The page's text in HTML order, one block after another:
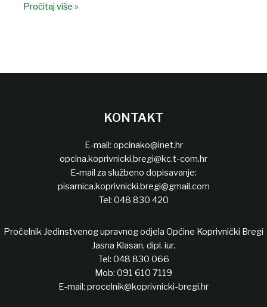
Pročitaj više »
KONTAKT
E-mail: opcinako@inet.hr
opcina.koprivnicki.bregi@kc.t-com.hr
E-mail za službeno dopisavanje:
pisarnica.koprivnicki.bregi@gmail.com
Tel: 048 830 420
Pročelnik Jedinstvenog upravnog odjela Općine Koprivnički Bregi
Jasna Klasan, dipl. iur.
Tel: 048 830 066
Mob: 091 610 7119
E-mail: procelnik@koprivnicki-bregi.hr